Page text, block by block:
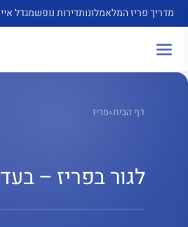
לדלג
לתוכן
מדריך פריז המלאמלונותדירות נופשמגדל
דף הבית»פריז
לגור בפריז –